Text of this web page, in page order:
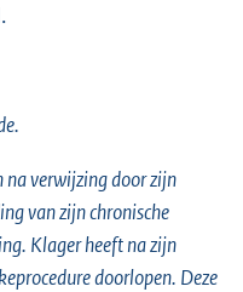
verwijzing door zijn
van zijn chronische
Klager heeft na zijn
doorlopen. Deze